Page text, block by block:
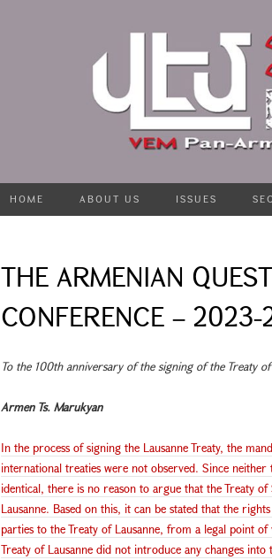
HOME ABOUT US ISSUES
THE ARMENIAN
CONFERENCE – 2023-
To the 100th anniversary of the signing of the Treaty
Armen Ts. Marukyan
In the process of signing the Lausanne Treaty, the
international treaties were not observed. Since
identical, there is no reason to argue that the Treaty
Lausanne. Based on this, it can be stated that the
parties to the Treaty of Lausanne, from a legal point
Treaty of Lausanne did not introduce any changes